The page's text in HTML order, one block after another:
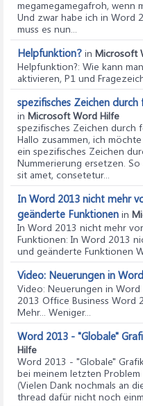
megamegamegafroh, wenn
Und zwar habe ich in Word
muss es nun...
Helpfunktion? in Microsoft
Helpfunktion?: Wie kann
aktivieren, P1 und
spezifisches Zeichen
in Microsoft Word Hilfe
spezifisches Zeichen durch
Hallo zusammen, ich
ein spezifisches Zeichen
Nummerierung ersetzen.
sit amet, consetetur...
In Word 2013 nicht mehr
geänderte Funktionen in
In Word 2013 nicht mehr
Funktionen: In Word 2013
und geänderte Funktionen
Video: Neuerungen in
Video: Neuerungen in Word
2013 Office Business Word
Mehr... Weniger...
Word 2013 - "Globale"
Hilfe
Word 2013 - "Globale"
bei meinem letzten
(Vielen Dank nochmals an
thread dafür nicht noch